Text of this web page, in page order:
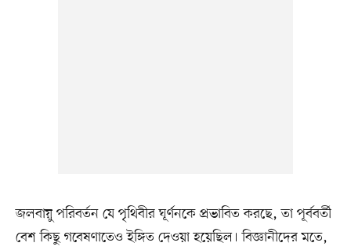
জলবায়ু পরিবর্তন যে পৃথিবীর ঘূর্ণনকে প্রভাবিত করছে, তা পূর্ববর্তী
বেশ কিছু গবেষণাতেও ইঙ্গিত দেওয়া হয়েছিল। বিজ্ঞানীদের মতে,